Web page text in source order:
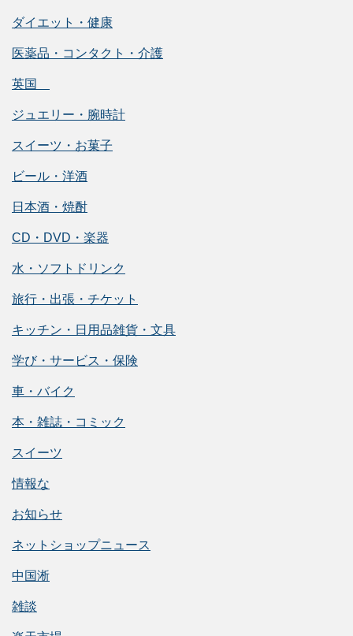
ダイエット・健康
医薬品・コンタクト・介護
英国
ジュエリー・腕時計
スイーツ・お菓子
ビール・洋酒
日本酒・焼酎
CD・DVD・楽器
水・ソフトドリンク
旅行・出張・チケット
キッチン・日用品雑貨・文具
学び・サービス・保険
車・バイク
本・雑誌・コミック
スイーツ
情報な
お知らせ
ネットショップニュース
中国淅
雑談